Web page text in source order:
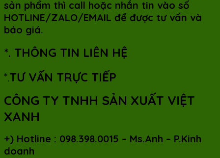
sản phẩm thì call hoặc nhắn tin vào số
HOTLINE/ZALO/EMAIL để được tư vấn và
báo giá.
*. THÔNG TIN LIÊN HỆ
*.TƯ VẤN TRỰC TIẾP
CÔNG TY TNHH SẢN XUẤT VIỆT
XANH
+) Hotline : 098.398.0015 – Ms.Anh – P.Kinh
doanh